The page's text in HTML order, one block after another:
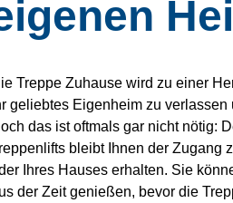
Treppe Zuhause wird zu einer
geliebtes Eigenheim zu
das ist oftmals gar nicht nötig:
bleibt Ihnen der Zugang
Ihres Hauses erhalten. Sie
der Zeit genießen, bevor die